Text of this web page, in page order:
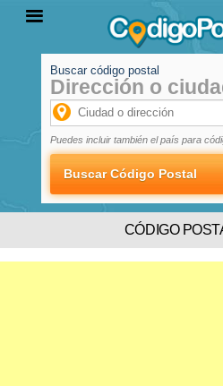
PROVINCIAS
LOCALIDADES
Buscar código postal
Dirección o
Puedes incluir también el país para
CÓDIGO